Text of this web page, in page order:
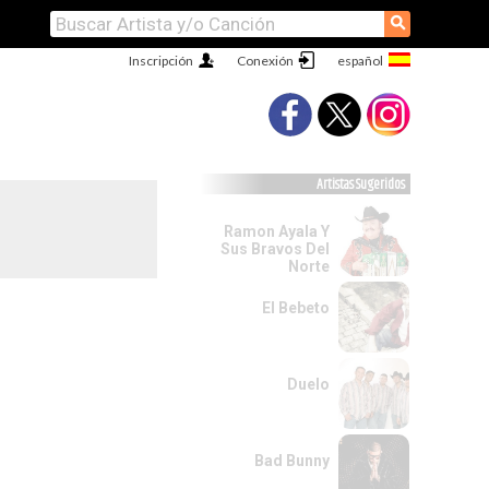
⚲
Conexión
Inscripción
Artistas Sugeridos
Ramon Ayala Y
Sus Bravos Del
Norte
El Bebeto
Duelo
Bad Bunny